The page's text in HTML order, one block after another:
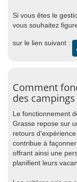
Si vous êtes le
vous souhaitez
sur le lien suivant :
Comment
des campings
Le fonctionnement
Grasse repose sur
retours
contribue à
offrant ainsi une
planifient leurs